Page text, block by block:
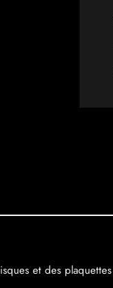
et des